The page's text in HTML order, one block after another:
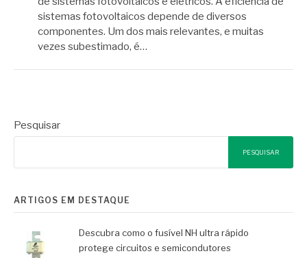
sistemas fotovoltaicos depende de diversos
componentes. Um dos mais relevantes, e muitas
vezes subestimado, é…
Pesquisar
PESQUISAR
ARTIGOS EM DESTAQUE
Descubra como o fusível NH ultra rápido
protege circuitos e semicondutores